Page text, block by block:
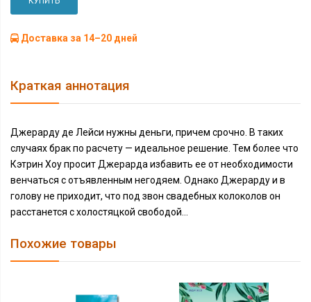
Доставка за 14–20 дней
Краткая аннотация
Джерарду де Лейси нужны деньги, причем срочно. В таких
случаях брак по расчету — идеальное решение. Тем более что
Кэтрин Хоу просит Джерарда избавить ее от необходимости
венчаться с отъявленным негодяем. Однако Джерарду и в
голову не приходит, что под звон свадебных колоколов он
расстанется с холостяцкой свободой...
Похожие товары